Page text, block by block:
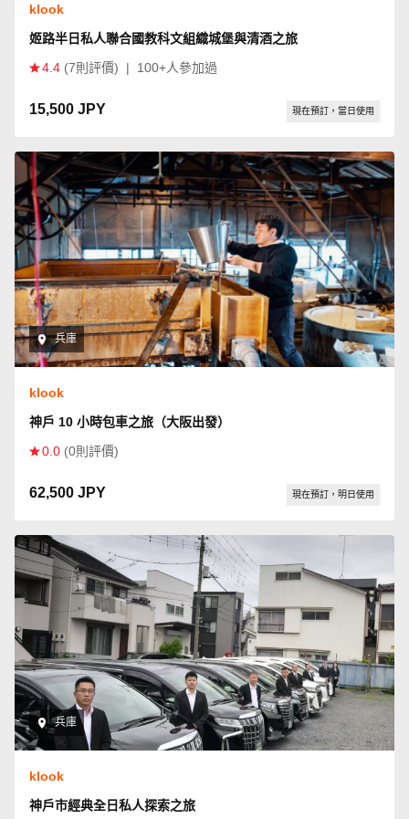
klook
姬路半日私人聯合國教科文組織城堡與清酒之旅
4.4 (7則評價) | 100+人參加過
15,500 JPY 現在預訂，當日使用
兵庫
klook
神戶 10 小時包車之旅（大阪出發）
0.0 (0則評價)
62,500 JPY 現在預訂，明日使用
兵庫
klook
神戶市經典全日私人探索之旅